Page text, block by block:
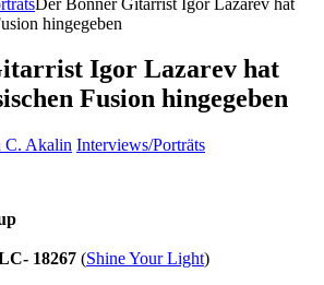
hingegeben
Igor Lazarev hat
Fusion hingegeben
C. Akalin Interviews/Porträts
18267 (Shine Your Light)